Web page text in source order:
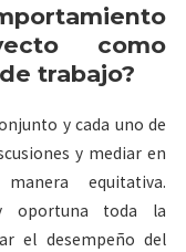
como
trabajo?
y cada uno de
y mediar en
equitativa.
oportuna toda la
el desempeño del